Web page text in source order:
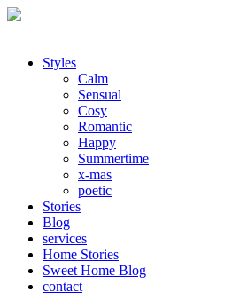
Styles
Calm
Sensual
Cosy
Romantic
Happy
Summertime
x-mas
poetic
Stories
Blog
services
Home Stories
Sweet Home Blog
contact